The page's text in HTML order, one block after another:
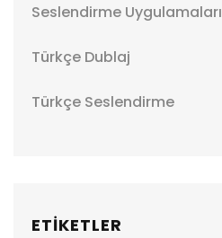
Seslendirme Uygulamaları
Türkçe Dublaj
Türkçe Seslendirme
ETİKETLER